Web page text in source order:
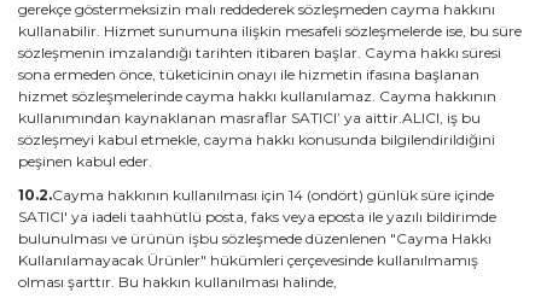
gerekçe göstermeksizin malı reddederek sözleşmeden cayma hakkını
kullanabilir. Hizmet sunumuna ilişkin mesafeli sözleşmelerde ise, bu süre
sözleşmenin imzalandığı tarihten itibaren başlar. Cayma hakkı süresi
sona ermeden önce, tüketicinin onayı ile hizmetin ifasına başlanan
hizmet sözleşmelerinde cayma hakkı kullanılamaz. Cayma hakkının
kullanımından kaynaklanan masraflar SATICI’ ya aittir.ALICI, iş bu
sözleşmeyi kabul etmekle, cayma hakkı konusunda bilgilendirildiğini
peşinen kabul eder.
10.2.Cayma hakkının kullanılması için 14 (ondört) günlük süre içinde
SATICI' ya iadeli taahhütlü posta, faks veya eposta ile yazılı bildirimde
bulunulması ve ürünün işbu sözleşmede düzenlenen "Cayma Hakkı
Kullanılamayacak Ürünler" hükümleri çerçevesinde kullanılmamış
olması şarttır. Bu hakkın kullanılması halinde,